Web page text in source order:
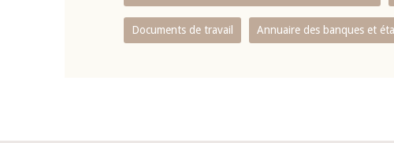
Documents de travail Annuaire des banques et